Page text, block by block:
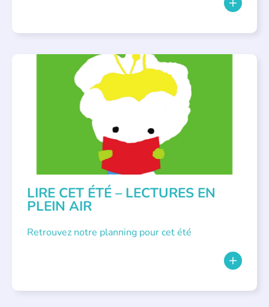
BIBLIOTHÈQUES ÉVÉNEMENTS , LECTURE INDIVIDUALISÉE
LITTÉRATURE JEUNESSE
LIRE CET ÉTÉ – LECTURES EN
PLEIN AIR
Retrouvez notre planning pour cet été